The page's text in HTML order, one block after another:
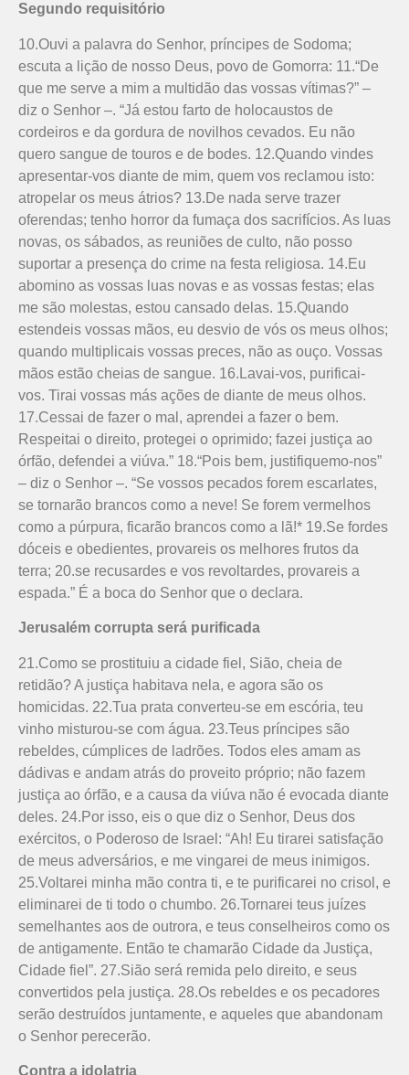
Segundo requisitório
10.Ouvi a palavra do Senhor, príncipes de Sodoma;
escuta a lição de nosso Deus, povo de Gomorra: 11.“De
que me serve a mim a multidão das vossas vítimas?” –
diz o Senhor –. “Já estou farto de holocaustos de
cordeiros e da gordura de novilhos cevados. Eu não
quero sangue de touros e de bodes. 12.Quando vindes
apresentar-vos diante de mim, quem vos reclamou isto:
atropelar os meus átrios? 13.De nada serve trazer
oferendas; tenho horror da fumaça dos sacrifícios. As luas
novas, os sábados, as reuniões de culto, não posso
suportar a presença do crime na festa religiosa. 14.Eu
abomino as vossas luas novas e as vossas festas; elas
me são molestas, estou cansado delas. 15.Quando
estendeis vossas mãos, eu desvio de vós os meus olhos;
quando multiplicais vossas preces, não as ouço. Vossas
mãos estão cheias de sangue. 16.Lavai-vos, purificai-
vos. Tirai vossas más ações de diante de meus olhos.
17.Cessai de fazer o mal, aprendei a fazer o bem.
Respeitai o direito, protegei o oprimido; fazei justiça ao
órfão, defendei a viúva.” 18.“Pois bem, justifiquemo-nos”
– diz o Senhor –. “Se vossos pecados forem escarlates,
se tornarão brancos como a neve! Se forem vermelhos
como a púrpura, ficarão brancos como a lã!* 19.Se fordes
dóceis e obedientes, provareis os melhores frutos da
terra; 20.se recusardes e vos revoltardes, provareis a
espada.” É a boca do Senhor que o declara.
Jerusalém corrupta será purificada
21.Como se prostituiu a cidade fiel, Sião, cheia de
retidão? A justiça habitava nela, e agora são os
homicidas. 22.Tua prata converteu-se em escória, teu
vinho misturou-se com água. 23.Teus príncipes são
rebeldes, cúmplices de ladrões. Todos eles amam as
dádivas e andam atrás do proveito próprio; não fazem
justiça ao órfão, e a causa da viúva não é evocada diante
deles. 24.Por isso, eis o que diz o Senhor, Deus dos
exércitos, o Poderoso de Israel: “Ah! Eu tirarei satisfação
de meus adversários, e me vingarei de meus inimigos.
25.Voltarei minha mão contra ti, e te purificarei no crisol, e
eliminarei de ti todo o chumbo. 26.Tornarei teus juízes
semelhantes aos de outrora, e teus conselheiros como os
de antigamente. Então te chamarão Cidade da Justiça,
Cidade fiel”. 27.Sião será remida pelo direito, e seus
convertidos pela justiça. 28.Os rebeldes e os pecadores
serão destruídos juntamente, e aqueles que abandonam
o Senhor perecerão.
Contra a idolatria